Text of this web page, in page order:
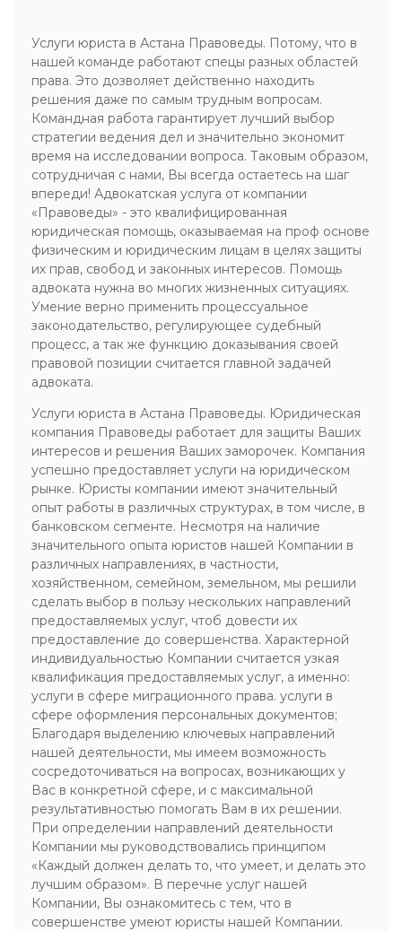
Услуги юриста в Астана Правоведы. Потому, что в
нашей команде работают спецы разных областей
права. Это дозволяет действенно находить
решения даже по самым трудным вопросам.
Командная работа гарантирует лучший выбор
стратегии ведения дел и значительно экономит
время на исследовании вопроса. Таковым образом,
сотрудничая с нами, Вы всегда остаетесь на шаг
впереди! Адвокатская услуга от компании
«Правоведы» - это квалифицированная
юридическая помощь, оказываемая на проф основе
физическим и юридическим лицам в целях защиты
их прав, свобод и законных интересов. Помощь
адвоката нужна во многих жизненных ситуациях.
Умение верно применить процессуальное
законодательство, регулирующее судебный
процесс, а так же функцию доказывания своей
правовой позиции считается главной задачей
адвоката.
Услуги юриста в Астана Правоведы. Юридическая
компания Правоведы работает для защиты Ваших
интересов и решения Ваших заморочек. Компания
успешно предоставляет услуги на юридическом
рынке. Юристы компании имеют значительный
опыт работы в различных структурах, в том числе, в
банковском сегменте. Несмотря на наличие
значительного опыта юристов нашей Компании в
различных направлениях, в частности,
хозяйственном, семейном, земельном, мы решили
сделать выбор в пользу нескольких направлений
предоставляемых услуг, чтоб довести их
предоставление до совершенства. Характерной
индивидуальностью Компании считается узкая
квалификация предоставляемых услуг, а именно:
услуги в сфере миграционного права. услуги в
сфере оформления персональных документов;
Благодаря выделению ключевых направлений
нашей деятельности, мы имеем возможность
сосредоточиваться на вопросах, возникающих у
Вас в конкретной сфере, и с максимальной
результативностью помогать Вам в их решении.
При определении направлений деятельности
Компании мы руководствовались принципом
«Каждый должен делать то, что умеет, и делать это
лучшим образом». В перечне услуг нашей
Компании, Вы ознакомитесь с тем, что в
совершенстве умеют юристы нашей Компании.